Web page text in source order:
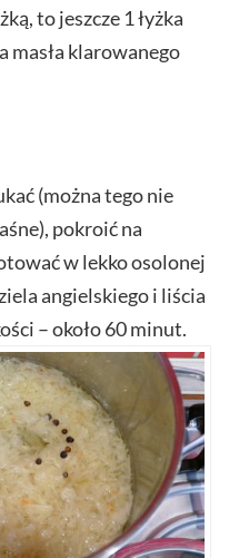
to jeszcze 1 łyżka
masła klarowanego
(można tego nie
pokroić na
w lekko osolonej
angielskiego i liścia
– około 60 minut.